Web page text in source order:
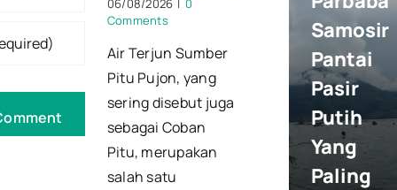
06/08/2026 | 0
Comments
Air Terjun Sumber
Pitu Pujon, yang
sering disebut juga
sebagai Coban
Pitu, merupakan
salah satu
Samosir
Pantai
Pasir
Putih
Yang
Paling